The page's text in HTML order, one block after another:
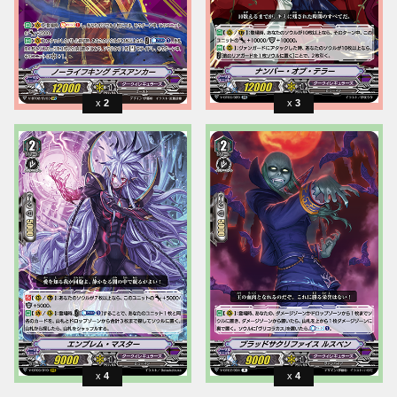
2 3
4 4